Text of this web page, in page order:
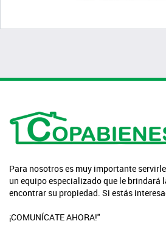
Para nosotros es muy importante
un equipo especializado que le brindará
encontrar su propiedad. Si estás
¡COMUNÍCATE AHORA!"